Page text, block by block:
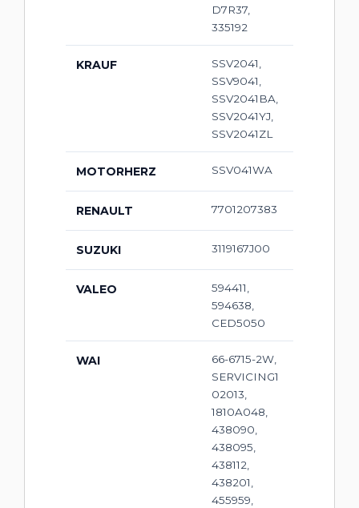
D7R37,
335192
KRAUF
SSV2041,
SSV9041,
SSV2041BA,
SSV2041YJ,
SSV2041ZL
MOTORHERZ SSV041WA
RENAULT 7701207383
SUZUKI 3119167J00
VALEO
594411,
594638,
CED5050
WAI
66-6715-2W,
SERVICING1
02013,
1810A048,
438090,
438095,
438112,
438201,
455959,